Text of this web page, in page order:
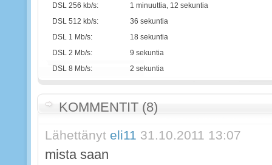
DSL 256 kb/s:
1 minuuttia, 12 sekuntia
DSL 512 kb/s:
36 sekuntia
DSL 1 Mb/s:
18 sekuntia
DSL 2 Mb/s:
9 sekuntia
DSL 8 Mb/s:
2 sekuntia
KOMMENTIT (8)
Lähettänyt eli11 31.10.2011 13:07
mista saan